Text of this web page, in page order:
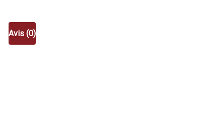
Avis (0)